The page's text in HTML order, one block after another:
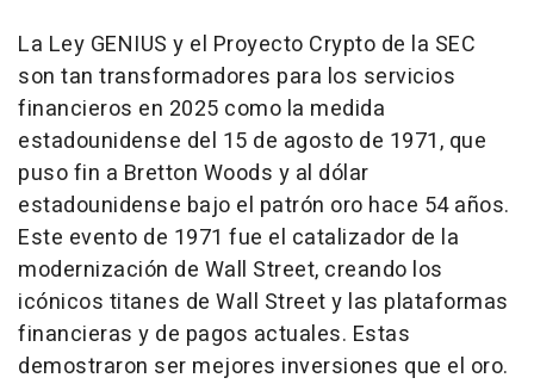
La Ley GENIUS y el Proyecto Crypto de la SEC
son tan transformadores para los servicios
financieros en 2025 como la medida
estadounidense del 15 de agosto de 1971, que
puso fin a Bretton Woods y al dólar
estadounidense bajo el patrón oro hace 54 años.
Este evento de 1971 fue el catalizador de la
modernización de Wall Street, creando los
icónicos titanes de Wall Street y las plataformas
financieras y de pagos actuales. Estas
demostraron ser mejores inversiones que el oro.